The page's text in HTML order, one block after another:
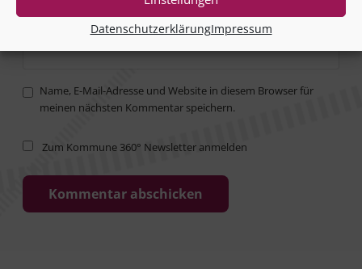
DatenschutzerklärungImpressum
Name, E-Mail-Adresse und Website in diesem Browser für
meinen nächsten Kommentar speichern.
Zum Kommune 360° Newsletter anmelden